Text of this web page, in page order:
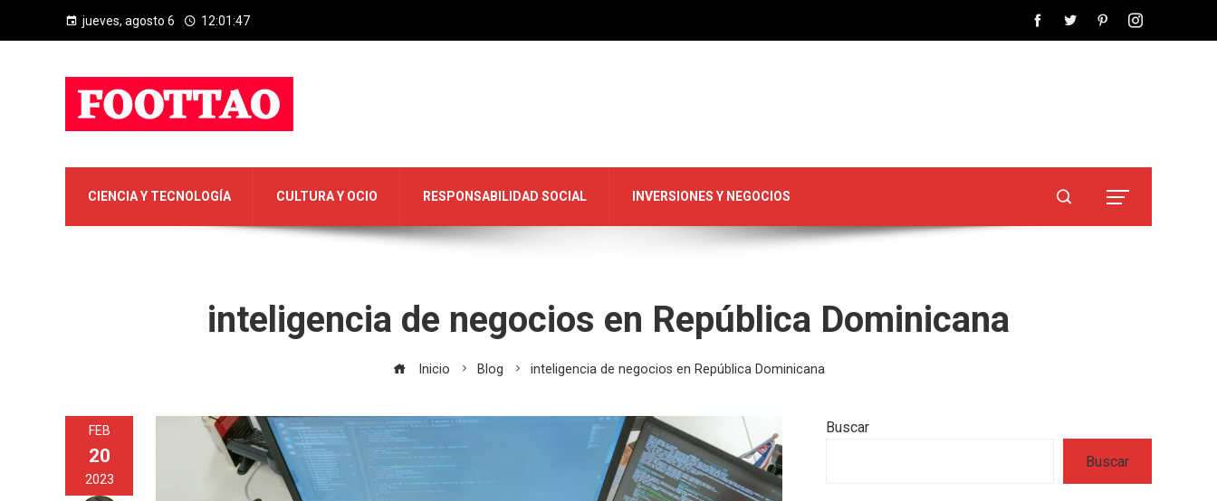
jueves, agosto 6 12:01:48
CIENCIA Y TECNOLOGÍA CULTURA Y OCIO RESPONSABILIDAD SOCIAL INVERSIONES Y NEGOCIOS
inteligencia de negocios en República Dominicana
Inicio Blog inteligencia de negocios en República Dominicana
FEB
20
2023
Buscar
Buscar